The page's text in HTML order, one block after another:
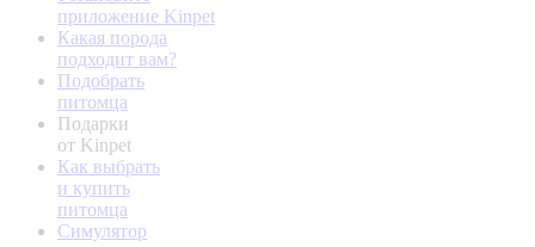
приложение Kinpet
Какая порода
подходит вам?
Подобрать
питомца
Подарки
от Kinpet
Как выбрать
и купить
питомца
Симулятор